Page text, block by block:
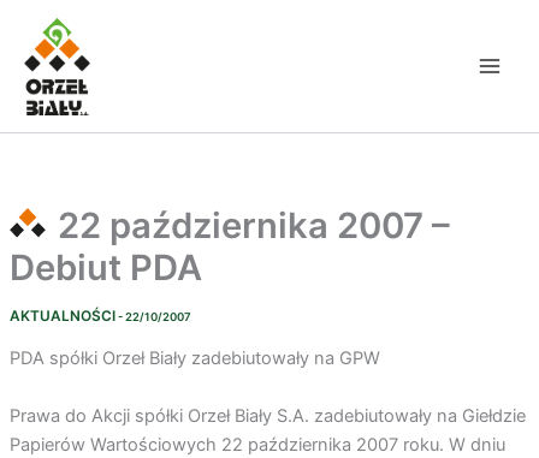
Przejdź
treści
22 października 2007 –
Debiut PDA
AKTUALNOŚCI- 22/10/2007
PDA spółki Orzeł Biały zadebiutowały na GPW
Prawa do Akcji spółki Orzeł Biały S.A. zadebiutowały na Giełdzie
Papierów Wartościowych 22 października 2007 roku. W dniu